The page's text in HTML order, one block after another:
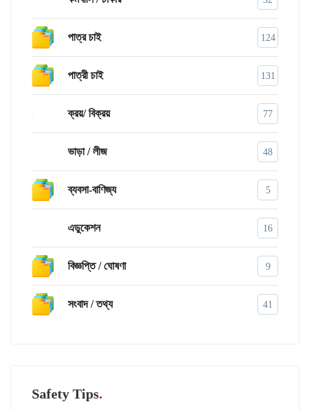
পাত্র চাই 124
পাত্রী চাই 131
ক্রয়/ বিক্রয় 77
ভাড়া / লীজ 48
ব্যবসা-বাণিজ্য 5
এডুকেশন 16
বিজ্ঞপ্তি / ঘোষণা 9
সংবাদ / তথ্য 41
Safety Tips